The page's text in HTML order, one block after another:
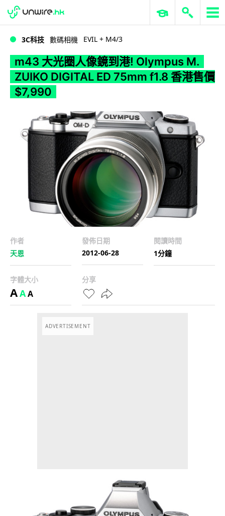
WWDC 2026 ERP 與商業 AI
3C科技 數碼相機 EVIL + M4/3
m43 大光圈人像鏡到港! Olympus M.
ZUIKO DIGITAL ED 75mm f1.8 香港售價
$7,990
作者
天恩
發佈日期
2012-06-28
閱讀時間
1分鐘
字體大小
AAA
分享
ADVERTISEMENT